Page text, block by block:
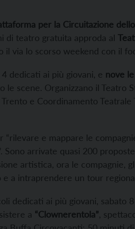
per la Circuitazione
di teatro gratuita approda al
via lo scorso weekend con il
4 dedicati ai più giovani, e nove
le scene. Organizzano il Teatro
e Coordinamento
“rilevare e mappare le
Sono arrivate quasi 200
artistica, ora le compagnie,
e a intraprendere un tour
dedicati ai più giovani, sabato
a “Clownerentola”,